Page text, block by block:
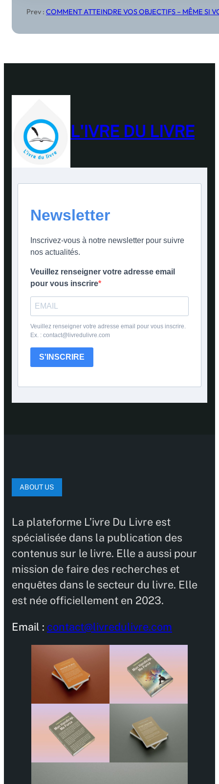
Prev :COMMENT ATTEINDRE VOS OBJECTIFS – MÊME SI
L'IVRE DU LIVRE
Newsletter
Inscrivez-vous à notre newsletter pour suivre
nos actualités.
Veuillez renseigner votre adresse email
pour vous inscrire
Veuillez renseigner votre adresse email pour vous inscrire.
Ex. : contact@livredulivre.com
S'INSCRIRE
ABOUT US
La plateforme L’ivre Du Livre est
spécialisée dans la publication des
contenus sur le livre. Elle a aussi pour
mission de faire des recherches et
enquêtes dans le secteur du livre. Elle
est née officiellement en 2023.
Email : contact@livredulivre.com